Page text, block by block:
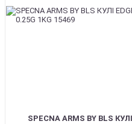
SPECNA ARMS BY BLS